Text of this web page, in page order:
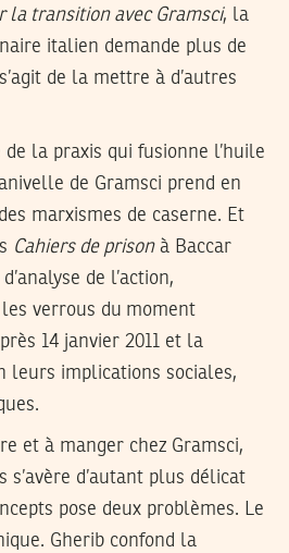
la transition avec Gramsci, la
italien demande plus de
de la mettre à d’autres
la praxis qui fusionne l’huile
de Gramsci prend en
marxismes de caserne. Et
Cahiers de prisonà Baccar
de l’action,
verrous du moment
14 janvier 2011 et la
leurs implications sociales,
et à manger chez Gramsci,
d’autant plus délicat
pose deux problèmes. Le
Gherib confond la